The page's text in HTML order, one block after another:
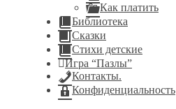
Как платить
Библиотека
Сказки
Стихи детские
Игра “Пазлы”
Контакты.
Конфиденциальность